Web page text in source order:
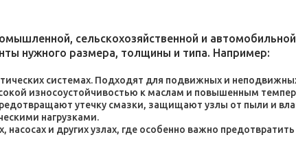
сельскохозяйственной и автомобильной
нужного размера, толщины и типа. Например:
системах. Подходят для подвижных и
износоустойчивостью к маслам и повышенным
утечку смазки, защищают узлы от пыли и
нагрузками.
и других узлах, где особенно важно